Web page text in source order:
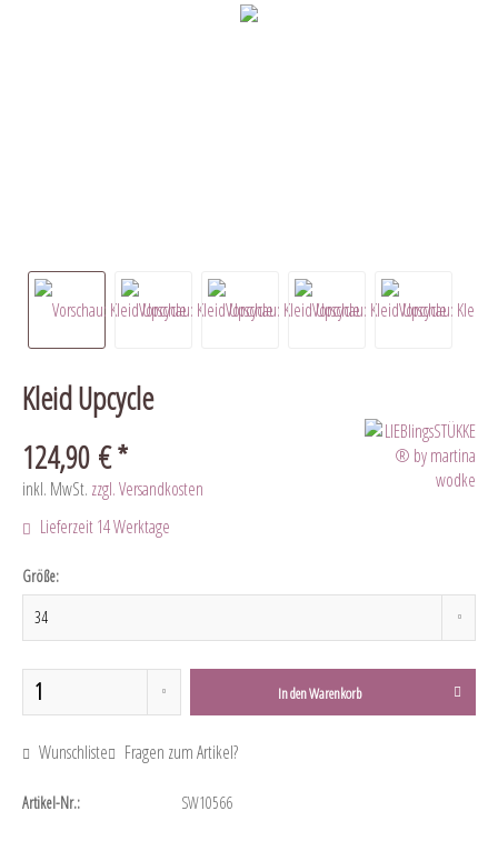
Kleid Upcycle
124,90 € *
inkl. MwSt. zzgl. Versandkosten
Lieferzeit 14 Werktage
Größe:
In denWarenkorb
Wunschliste Fragen zum Artikel?
Artikel-Nr.: SW10566